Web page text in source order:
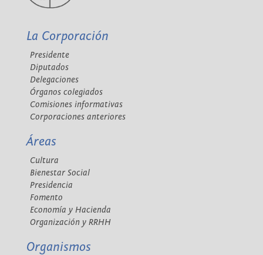
La Corporación
Presidente
Diputados
Delegaciones
Órganos colegiados
Comisiones informativas
Corporaciones anteriores
Áreas
Cultura
Bienestar Social
Presidencia
Fomento
Economía y Hacienda
Organización y RRHH
Organismos